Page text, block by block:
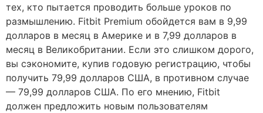
тех, кто пытается проводить больше уроков по
размышлению. Fitbit Premium обойдется вам в 9,99
долларов в месяц в Америке и в 7,99 долларов в
месяц в Великобритании. Если это слишком дорого,
вы сэкономите, купив годовую регистрацию, чтобы
получить 79,99 долларов США, в противном случае
— 79,99 долларов США. По его мнению, Fitbit
должен предложить новым пользователям